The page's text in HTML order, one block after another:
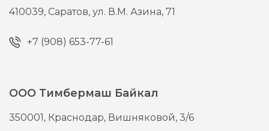
410039, Саратов,ул. В.М. Азина, 71
+7 (908) 653-77-61
ООО Тимбермаш Байкал
350001, Краснодар, Вишняковой, 3/6